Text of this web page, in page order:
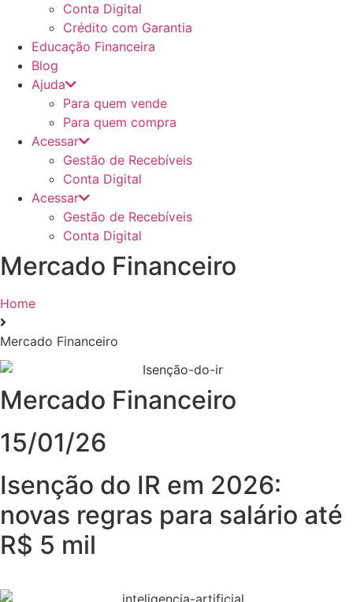
Conta Digital
Crédito com Garantia
Educação Financeira
Blog
Ajuda
Para quem vende
Para quem compra
Acessar
Gestão de Recebíveis
Conta Digital
Acessar
Gestão de Recebíveis
Conta Digital
Mercado Financeiro
Home
Mercado Financeiro
Mercado Financeiro
15/01/26
Isenção do IR em 2026:
novas regras para salário até
R$ 5 mil